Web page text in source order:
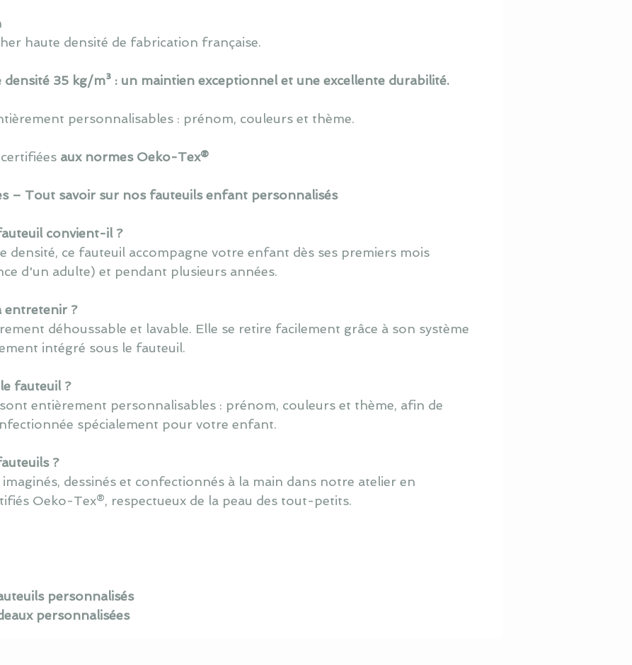
haute densité de fabrication française.
densité 35 kg/m³ : un maintien exceptionnel et une excellente durabilité.
personnalisables : prénom, couleurs et thème.
aux normes Oeko-Tex®
– Tout savoir sur nos fauteuils enfant personnalisés
convient-il ?
densité, ce fauteuil accompagne votre enfant dès ses premiers mois
d'un adulte) et pendant plusieurs années.
entretenir ?
déhoussable et lavable. Elle se retire facilement grâce à son système
intégré sous le fauteuil.
fauteuil ?
entièrement personnalisables : prénom, couleurs et thème, afin de
spécialement pour votre enfant.
?
dessinés et confectionnés à la main dans notre atelier en
Oeko-Tex®, respectueux de la peau des tout-petits.
personnalisés
personnalisées